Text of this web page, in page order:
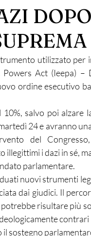
utilizzato per
Act (Ieepa) –
ordine esecutivo
salvo poi alzare
24 e avranno
del
i dazi in sé,
parlamentare.
nuovi strumenti
dai giudici. Il
risultare più
sostegno